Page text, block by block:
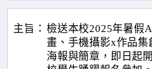
主旨： 檢送本校2025年暑假
畫、手機攝影x作品
海報與簡章，即日起